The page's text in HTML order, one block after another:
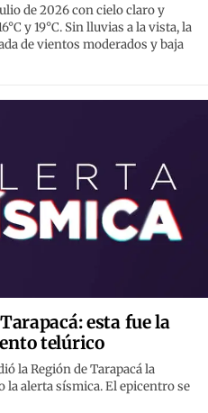
de 2026 con cielo claro y
y 19°C. Sin lluvias a la vista, la
de vientos moderados y baja
esta fue la
telúrico
la Región de Tarapacá la
la alerta sísmica. El epicentro se